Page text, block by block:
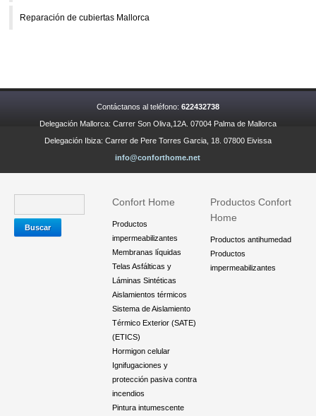
Reparación de cubiertas Mallorca
Contáctanos al teléfono: 622432738
Delegación Mallorca: Carrer Son Oliva,12A. 07004 Palma de Mallorca
Delegación Ibiza: Carrer de Pere Torres Garcia, 18. 07800 Eivissa
info@conforthome.net
Confort Home
Productos
impermeabilizantes
Membranas líquidas
Telas Asfálticas y
Láminas Sintéticas
Aislamientos térmicos
Sistema de Aislamiento
Térmico Exterior (SATE)
(ETICS)
Hormigon celular
Ignifugaciones y
protección pasiva contra
incendios
Pintura intumescente
Productos Confort
Home
Productos antihumedad
Productos
impermeabilizantes